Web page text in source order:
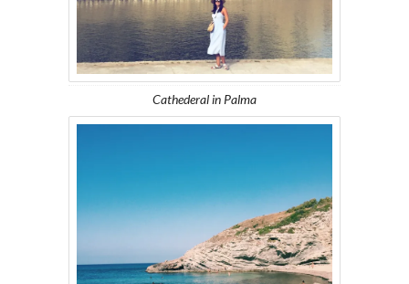
Cathederal in Palma